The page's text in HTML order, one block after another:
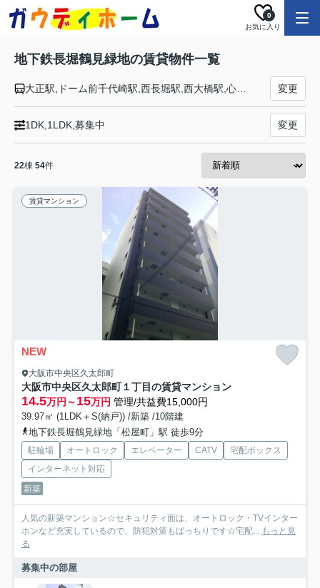
お気に入り
0
地下鉄長堀鶴見緑地の賃貸物件一覧
変更
1DK,1LDK,募集中 変更
22棟 54件
賃貸マンション
NEW
大阪市中央区久太郎町
大阪市中央区久太郎町１丁目の賃貸マンション
14.5万円～15万円 管理/共益費15,000円
39.97㎡ (1LDK＋S(納戸)) /新築 /10階建
地下鉄長堀鶴見緑地「松屋町」駅 徒歩9分
駐輪場 オートロック エレベーター CATV
宅配ボックス
インターネット対応
新築
人気の新築マンション☆セキュリティ面は、オートロック・TVインター
ホンなど充実しているので、防犯対策もばっちりです☆宅配... もっと見
る
募集中の部屋